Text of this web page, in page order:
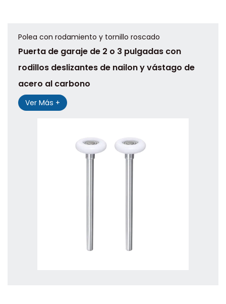
Polea con rodamiento y tornillo roscado
Puerta de garaje de 2 o 3 pulgadas con
rodillos deslizantes de nailon y vástago de
acero al carbono
Ver Más +